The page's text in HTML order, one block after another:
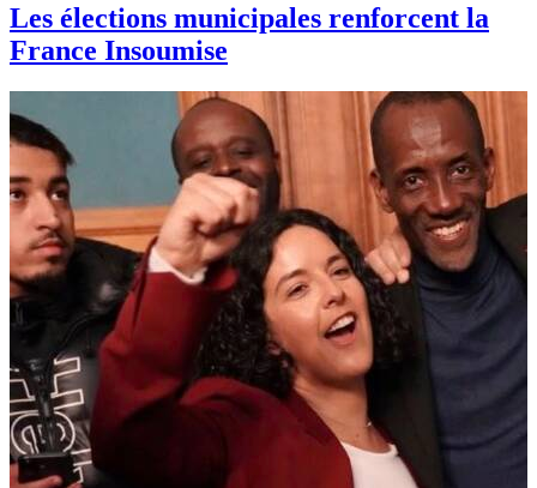
Les élections municipales renforcent la
France Insoumise